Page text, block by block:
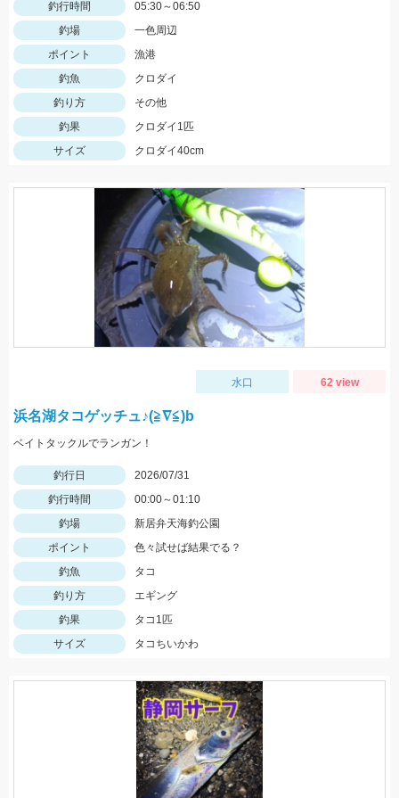
釣行時間
05:30～06:50
釣場
一色周辺
ポイント
漁港
釣魚
クロダイ
釣り方
その他
釣果
クロダイ1匹
サイズ
クロダイ40cm
水口 62 view
浜名湖タコゲッチュ♪(≧∇≦)b
ベイトタックルでランガン！
釣行日
2026/07/31
釣行時間
00:00～01:10
釣場
新居弁天海釣公園
ポイント
色々試せば結果でる？
釣魚
タコ
釣り方
エギング
釣果
タコ1匹
サイズ
タコちいかわ